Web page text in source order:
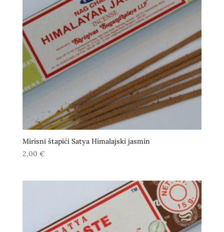
Mirisni štapići Satya Himalajski jasmin
2,00 €